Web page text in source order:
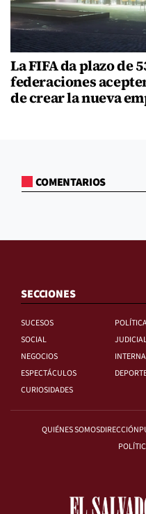
La FIFA da plazo de
federaciones
de crear la nueva
COMENTARIOS
SECCIONES
SUCESOS
SOCIAL
NEGOCIOS
ESPECTÁCULOS
CURIOSIDADES
QUIÉNES SOMOSDIRECCIÓN